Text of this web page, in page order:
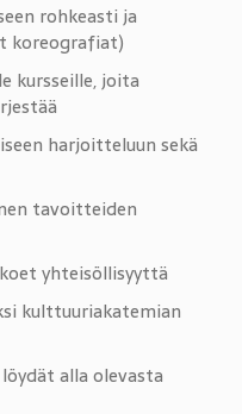
rohkeasti ja
koreografiat)
kursseille, joita
harjoitteluun sekä
tavoitteiden
yhteisöllisyyttä
kulttuuriakatemian
alla olevasta